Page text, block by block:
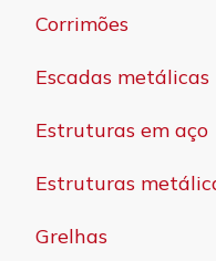
Corrimões
Escadas metálicas
Estruturas em aço
Estruturas
Grelhas